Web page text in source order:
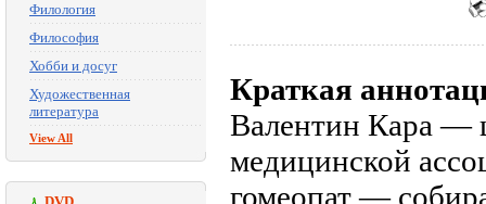
Филология
Философия
Хобби и досуг
Художественная
литература
View All
Краткая
Валентин Кара —
медицинской
гомеопат —